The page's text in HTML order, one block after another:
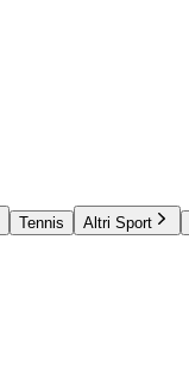
Tennis Altri Sport